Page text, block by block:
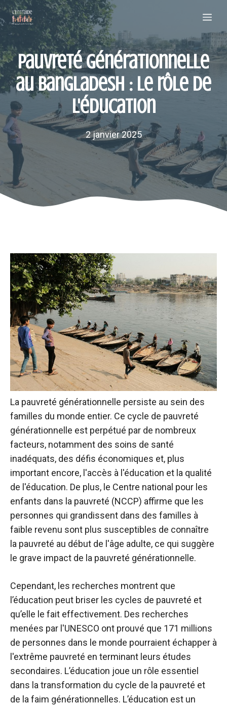
Aller
au
contenu
Pauvreté générationnelle
au Bangladesh : le rôle de
l'éducation
2 janvier 2025
La pauvreté générationnelle persiste au sein des
familles du monde entier. Ce cycle de pauvreté
générationnelle est perpétué par de nombreux
facteurs, notamment des soins de santé
inadéquats, des défis économiques et, plus
important encore, l'accès à l'éducation et la qualité
de l'éducation. De plus, le Centre national pour les
enfants dans la pauvreté (NCCP) affirme que les
personnes qui grandissent dans des familles à
faible revenu sont plus susceptibles de connaître
la pauvreté au début de l'âge adulte, ce qui suggère
le grave impact de la pauvreté générationnelle.
Cependant, les recherches montrent que
l’éducation peut briser les cycles de pauvreté et
qu’elle le fait effectivement. Des recherches
menées par l'UNESCO ont prouvé que 171 millions
de personnes dans le monde pourraient échapper à
l'extrême pauvreté en terminant leurs études
secondaires. L’éducation joue un rôle essentiel
dans la transformation du cycle de la pauvreté et
de la faim générationnelles. L’éducation est un